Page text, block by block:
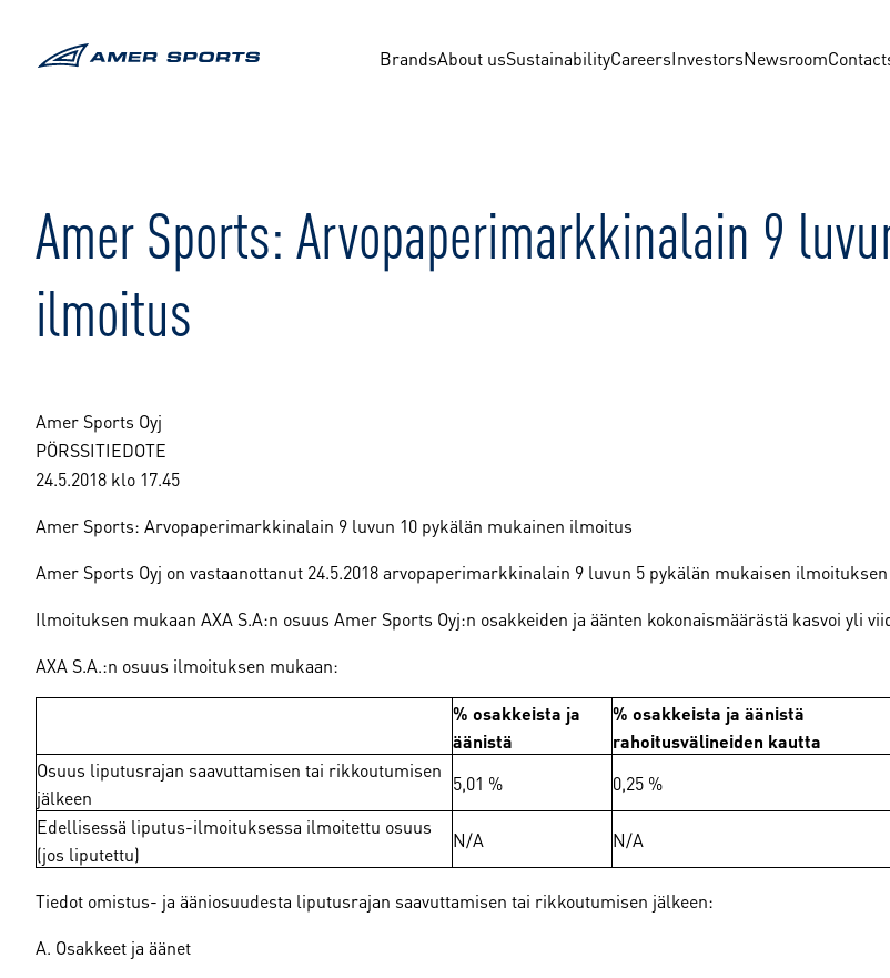
BrandsAbout usSustainabilityCareersInvestorsNewsroom
Amer Sports: Arvopaperimarkkinalain 9
ilmoitus
Amer Sports Oyj
PÖRSSITIEDOTE
24.5.2018 klo 17.45
Amer Sports: Arvopaperimarkkinalain 9 luvun 10 pykälän mukainen ilmoitus
Amer Sports Oyj on vastaanottanut 24.5.2018 arvopaperimarkkinalain 9 luvun 5 pykälän mukaisen
Ilmoituksen mukaan AXA S.A:n osuus Amer Sports Oyj:n osakkeiden ja äänten kokonaismäärästä kasvoi yli
AXA S.A.:n osuus ilmoituksen mukaan:
% osakkeista ja
äänistä
% osakkeista ja äänistä
rahoitusvälineiden kautta
Osuus liputusrajan saavuttamisen tai rikkoutumisen
jälkeen
5,01 % 0,25 %
Edellisessä liputus-ilmoituksessa ilmoitettu osuus
(jos liputettu)
N/A N/A
Tiedot omistus- ja ääniosuudesta liputusrajan saavuttamisen tai rikkoutumisen jälkeen:
A. Osakkeet ja äänet